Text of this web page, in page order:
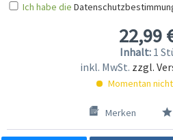
Ich habe die
22,99
Inhalt: 1
inkl. MwSt. zzgl.
Momentan
Merken